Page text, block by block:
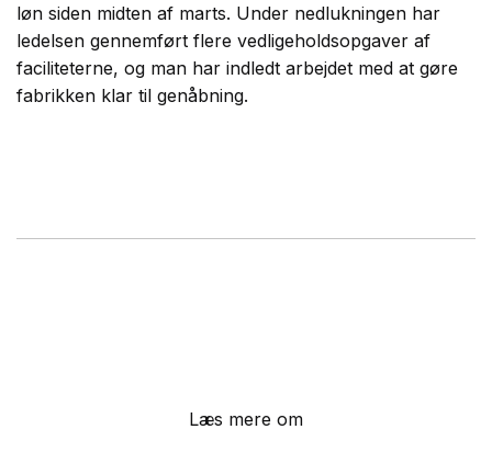
løn siden midten af marts. Under nedlukningen har
ledelsen gennemført flere vedligeholdsopgaver af
faciliteterne, og man har indledt arbejdet med at gøre
fabrikken klar til genåbning.
Læs mere om